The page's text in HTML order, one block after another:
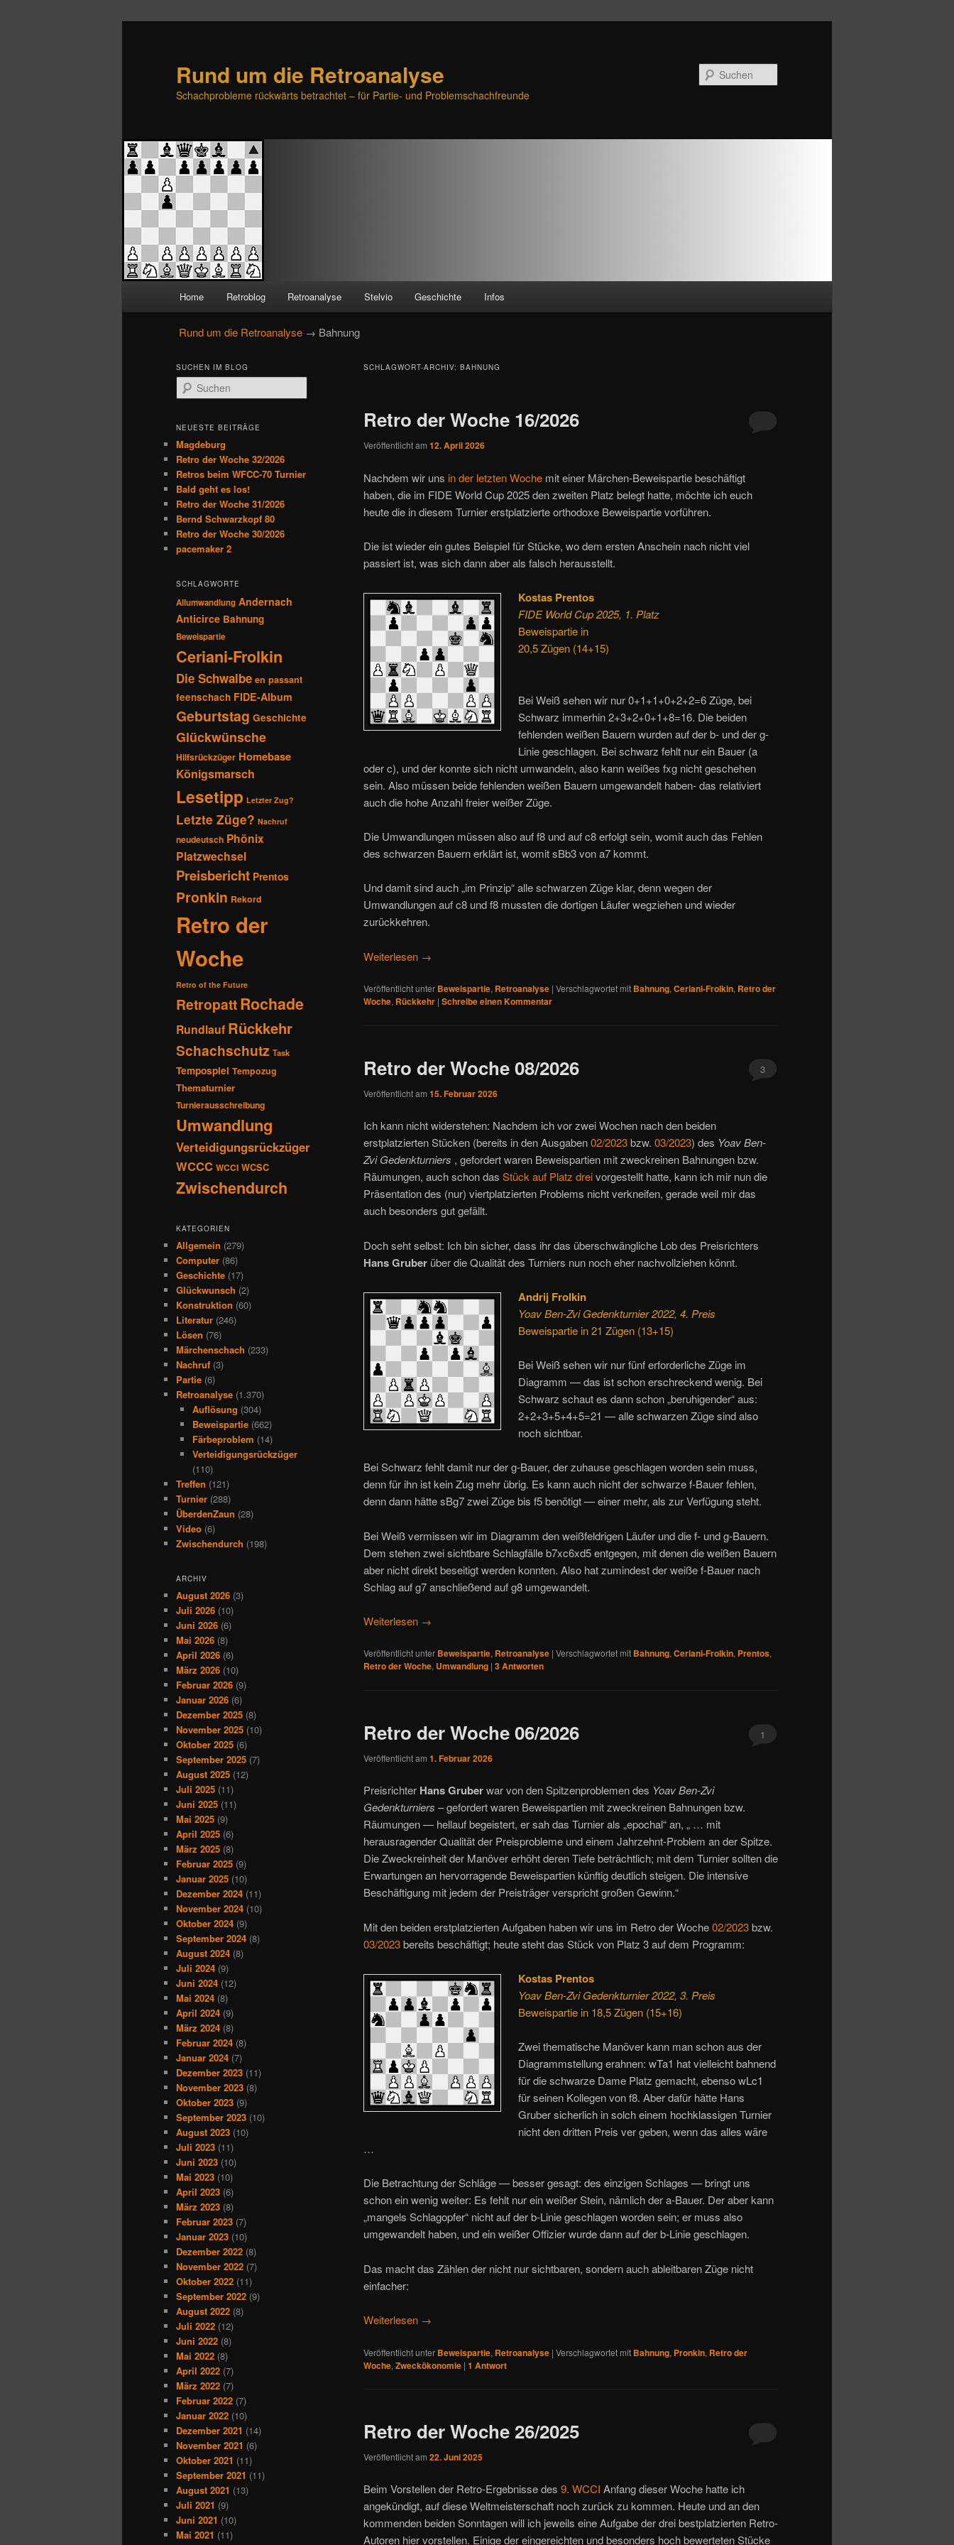
Rund um die Retroanalyse
Schachprobleme rückwärts betrachtet – für Partie- und Problemschachfreunde
Zum
primären
Inhalt
springen
Zum
sekundären
Inhalt
springen
Home Retroblog Retroanalyse Stelvio Geschichte Infos
Rund um die Retroanalyse → Bahnung
SCHLAGWORT-ARCHIV: BAHNUNG
Retro der Woche 16/2026
Veröffentlicht am 12. April 2026
Nachdem wir uns in der letzten Woche mit einer Märchen-Beweispartie beschäftigt
haben, die im FIDE World Cup 2025 den zweiten Platz belegt hatte, möchte ich euch
heute die in diesem Turnier erstplatzierte orthodoxe Beweispartie vorführen.
Die ist wieder ein gutes Beispiel für Stücke, wo dem ersten Anschein nach nicht viel
passiert ist, was sich dann aber als falsch herausstellt.
Kostas Prentos
FIDE World Cup 2025, 1. Platz
Beweispartie in
20,5 Zügen (14+15)
Bei Weiß sehen wir nur 0+1+1+0+2+2=6 Züge, bei
Schwarz immerhin 2+3+2+0+1+8=16. Die beiden
fehlenden weißen Bauern wurden auf der b- und der g-
Linie geschlagen. Bei schwarz fehlt nur ein Bauer (a
oder c), und der konnte sich nicht umwandeln, also kann weißes fxg nicht geschehen
sein. Also müssen beide fehlenden weißen Bauern umgewandelt haben- das relativiert
auch die hohe Anzahl freier weißer Züge.
Die Umwandlungen müssen also auf f8 und auf c8 erfolgt sein, womit auch das Fehlen
des schwarzen Bauern erklärt ist, womit sBb3 von a7 kommt.
Und damit sind auch „im Prinzip“ alle schwarzen Züge klar, denn wegen der
Umwandlungen auf c8 und f8 mussten die dortigen Läufer wegziehen und wieder
zurückkehren.
Weiterlesen →
Veröffentlicht unter Beweispartie, Retroanalyse | Verschlagwortet mit Bahnung, Ceriani-Frolkin, Retro der
Woche, Rückkehr | Schreibe einen Kommentar
Retro der Woche 08/2026
Veröffentlicht am 15. Februar 2026
3
Ich kann nicht widerstehen: Nachdem ich vor zwei Wochen nach den beiden
erstplatzierten Stücken (bereits in den Ausgaben02/2023bzw. 03/2023) des Yoav Ben-
Zvi Gedenkturniers , gefordert waren Beweispartien mit zweckreinen Bahnungen bzw.
Räumungen, auch schon das Stück auf Platz dreivorgestellt hatte, kann ich mir nun die
Präsentation des (nur) viertplatzierten Problems nicht verkneifen, gerade weil mir das
auch besonders gut gefällt.
Doch seht selbst: Ich bin sicher, dass ihr das überschwängliche Lob des Preisrichters
Hans Gruber über die Qualität des Turniers nun noch eher nachvollziehen könnt.
Andrij Frolkin
Yoav Ben-Zvi Gedenkturnier 2022, 4. Preis
Beweispartie in 21 Zügen (13+15)
Bei Weiß sehen wir nur fünf erforderliche Züge im
Diagramm — das ist schon erschreckend wenig. Bei
Schwarz schaut es dann schon „beruhigender“ aus:
2+2+3+5+4+5=21 — alle schwarzen Züge sind also
noch sichtbar.
Bei Schwarz fehlt damit nur der g-Bauer, der zuhause geschlagen worden sein muss,
denn für ihn ist kein Zug mehr übrig. Es kann auch nicht der schwarze f-Bauer fehlen,
denn dann hätte sBg7 zwei Züge bis f5 benötigt — einer mehr, als zur Verfügung steht.
Bei Weiß vermissen wir im Diagramm den weißfeldrigen Läufer und die f- und g-Bauern.
Dem stehen zwei sichtbare Schlagfälle b7xc6xd5 entgegen, mit denen die weißen Bauern
aber nicht direkt beseitigt werden konnten. Also hat zumindest der weiße f-Bauer nach
Schlag auf g7 anschließend auf g8 umgewandelt.
Weiterlesen →
Veröffentlicht unter Beweispartie, Retroanalyse | Verschlagwortet mit Bahnung, Ceriani-Frolkin, Prentos,
Retro der Woche, Umwandlung | 3Antworten
Retro der Woche 06/2026
Veröffentlicht am 1. Februar 2026
1
Preisrichter Hans Gruberwar von den Spitzenproblemen des Yoav Ben-Zvi
Gedenkturniers – gefordert waren Beweispartien mit zweckreinen Bahnungen bzw.
Räumungen — hellauf begeistert, er sah das Turnier als „epochal“ an, „ … mit
herausragender Qualität der Preisprobleme und einem Jahrzehnt-Problem an der Spitze.
Die Zweckreinheit der Manöver erhöht deren Tiefe beträchtlich; mit dem Turnier sollten die
Erwartungen an hervorragende Beweispartien künftig deutlich steigen. Die intensive
Beschäftigung mit jedem der Preisträger verspricht großen Gewinn.“
Mit den beiden erstplatzierten Aufgaben haben wir uns im Retro der Woche02/2023bzw.
03/2023bereits beschäftigt; heute steht das Stück von Platz 3 auf dem Programm:
Kostas Prentos
Yoav Ben-Zvi Gedenkturnier 2022, 3. Preis
Beweispartie in 18,5 Zügen (15+16)
Zwei thematische Manöver kann man schon aus der
Diagrammstellung erahnen: wTa1 hat vielleicht bahnend
für die schwarze Dame Platz gemacht, ebenso wLc1
für seinen Kollegen von f8. Aber dafür hätte Hans
Gruber sicherlich in solch einem hochklassigen Turnier
nicht den dritten Preis ver geben, wenn das alles wäre
…
Die Betrachtung der Schläge — besser gesagt: des einzigen Schlages — bringt uns
schon ein wenig weiter: Es fehlt nur ein weißer Stein, nämlich der a-Bauer. Der aber kann
„mangels Schlagopfer“ nicht auf der b-Linie geschlagen worden sein; er muss also
umgewandelt haben, und ein weißer Offizier wurde dann auf der b-Linie geschlagen.
Das macht das Zählen der nicht nur sichtbaren, sondern auch ableitbaren Züge nicht
einfacher:
Weiterlesen →
Veröffentlicht unter Beweispartie, Retroanalyse | Verschlagwortet mit Bahnung, Pronkin, Retro der
Woche, Zweckökonomie | 1 Antwort
Retro der Woche 26/2025
Veröffentlicht am 22. Juni 2025
Beim Vorstellen der Retro-Ergebnisse des 9. WCCI Anfang dieser Woche hatte ich
angekündigt, auf diese Weltmeisterschaft noch zurück zu kommen. Heute und an den
kommenden beiden Sonntagen will ich jeweils eine Aufgabe der drei bestplatzierten Retro-
Autoren hier vorstellen. Einige der eingereichten und besonders hoch bewerteten Stücke
SUCHEN IM BLOG
u
h
n
NEUESTE BEITRÄGE
Magdeburg
Retro der Woche 32/2026
Retros beim WFCC-70 Turnier
Bald geht es los!
Retro der Woche 31/2026
Bernd Schwarzkopf 80
Retro der Woche 30/2026
pacemaker 2
SCHLAGWORTE
Allumwandlung Andernach
Anticirce Bahnung
Beweispartie
Ceriani-Frolkin
Die Schwalbe en passant
feenschach FIDE-Album
Geburtstag Geschichte
Glückwünsche
Hilfsrückzüger Homebase
Königsmarsch
Lesetipp Letzter Zug?
Letzte Züge? Nachruf
neudeutsch Phönix
Platzwechsel
Preisbericht Prentos
Pronkin Rekord
Retro der
Woche
Retro of the Future
RetropattRochade
Rundlauf Rückkehr
Schachschutz Task
Tempospiel Tempozug
Thematurnier
Turnierausschreibung
Umwandlung
Verteidigungsrückzüger
WCCC WCCI WCSC
Zwischendurch
KATEGORIEN
Allgemein (279)
Computer (86)
Geschichte (17)
Glückwunsch (2)
Konstruktion (60)
Literatur (246)
Lösen (76)
Märchenschach (233)
Nachruf (3)
Partie (6)
Retroanalyse (1.370)
Auflösung (304)
Beweispartie(662)
Färbeproblem (14)
Verteidigungsrückzüger
(110)
Treffen (121)
Turnier (288)
ÜberdenZaun (28)
Video (6)
Zwischendurch (198)
ARCHIV
August 2026 (3)
Juli 2026 (10)
Juni 2026 (6)
Mai 2026 (8)
April 2026 (6)
März 2026 (10)
Februar 2026 (9)
Januar 2026 (6)
Dezember 2025 (8)
November 2025 (10)
Oktober 2025 (6)
September 2025 (7)
August 2025 (12)
Juli 2025 (11)
Juni 2025 (11)
Mai 2025 (9)
April 2025 (6)
März 2025 (8)
Februar 2025 (9)
Januar 2025 (10)
Dezember 2024 (11)
November 2024 (10)
Oktober 2024 (9)
September 2024 (8)
August 2024 (8)
Juli 2024 (9)
Juni 2024 (12)
Mai 2024 (8)
April 2024 (9)
März 2024 (8)
Februar 2024 (8)
Januar 2024 (7)
Dezember 2023 (11)
November 2023 (8)
Oktober 2023 (9)
September 2023 (10)
August 2023 (10)
Juli 2023 (11)
Juni 2023 (10)
Mai 2023 (10)
April 2023 (6)
März 2023 (8)
Februar 2023 (7)
Januar 2023 (10)
Dezember 2022 (8)
November 2022 (7)
Oktober 2022 (11)
September 2022 (9)
August 2022 (8)
Juli 2022 (12)
Juni 2022 (8)
Mai 2022 (8)
April 2022 (7)
März 2022 (7)
Februar 2022 (7)
Januar 2022 (10)
Dezember 2021 (14)
November 2021 (6)
Oktober 2021 (11)
September 2021 (11)
August 2021 (13)
Juli 2021 (9)
Juni 2021 (10)
Mai 2021 (11)